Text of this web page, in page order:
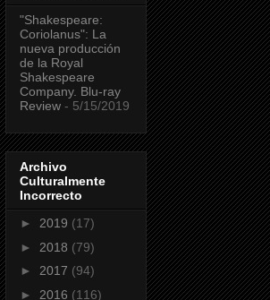
"Shakespeare:
Coriolanus": La
nueva producción
de la Royal
Shakespeare
Company. Blu-ray
Review - 5/15/2019
Archivo
Culturalmente
Incorrecto
► 2019 (17)
► 2018 (79)
► 2017 (94)
► 2016 (116)